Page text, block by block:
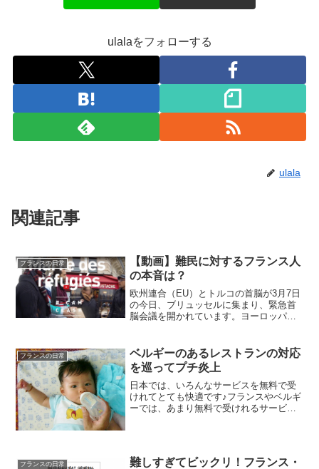
ulalaをフォローする
ulala
関連記事
フランスの日常
【動画】難民に対するフランス人
の本音は？
欧州連合（EU）とトルコの首脳が3月7日
の今日、ブリュッセルに集まり、緊急首
脳会議を開かれています。ヨーロッパの
請者は計132万1560人。冬になってもこ
の難民は途切...
フランスの日常
ベルギーのあるレストランの対応
を巡ってプチ炎上
日本では、いろんなサービスを無料で受
けれてとても快適です♪フランスやベルギ
ーでは、あまり無料で受けれるサービス
フランスの日常
難しすぎてビックリ！フランス・